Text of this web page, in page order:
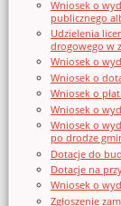
Wniosek o
publicznego
Udzielenia
drogowego w
Wniosek o
Wniosek o
Wniosek o
Wniosek o
Wniosek o
po drodze
Dotacje do
Dotacje na
Wniosek o
Zgłoszenie